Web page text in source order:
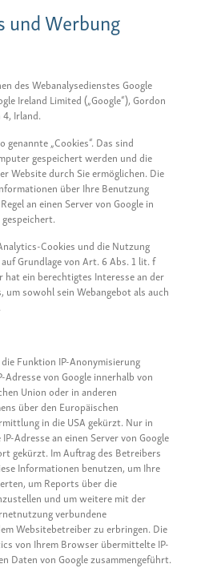
und Werbung
des Webanalysedienstes Google
Ireland Limited („Google“), Gordon
Irland.
„Cookies“. Das sind
gespeichert werden und die
Website durch Sie ermöglichen. Die
über Ihre Benutzung
an einen Server von Google in
Cookies und die Nutzung
Grundlage von Art. 6 Abs. 1 lit. f
hat ein berechtigtes Interesse an der
sowohl sein Webangebot als auch
Funktion IP-Anonymisierung
von Google innerhalb von
Union oder in anderen
über den Europäischen
in die USA gekürzt. Nur in
Adresse an einen Server von Google
gekürzt. Im Auftrag des Betreibers
Informationen benutzen, um Ihre
um Reports über die
und um weitere mit der
verbundene
Websitebetreiber zu erbringen. Die
von Ihrem Browser übermittelte IP-
Daten von Google zusammengeführt.